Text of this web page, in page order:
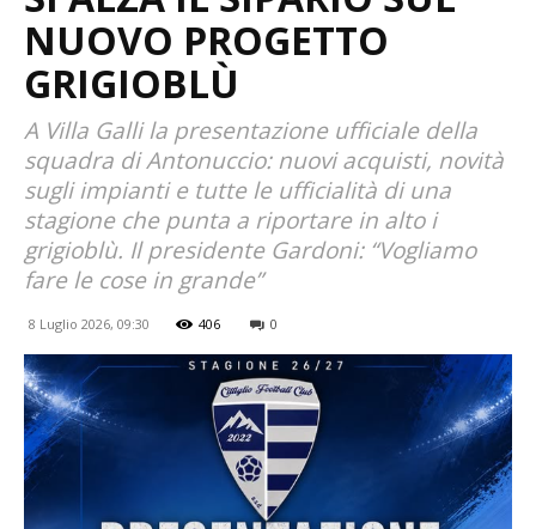
NUOVO PROGETTO
GRIGIOBLÙ
A Villa Galli la presentazione ufficiale della
squadra di Antonuccio: nuovi acquisti, novità
sugli impianti e tutte le ufficialità di una
stagione che punta a riportare in alto i
grigioblù. Il presidente Gardoni: “Vogliamo
fare le cose in grande”
8 Luglio 2026, 09:30 406 0